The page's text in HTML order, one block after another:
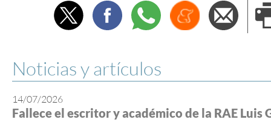
TwitterFacebookWhatsappMenéame
Noticias y artículos
14/07/2026
Fallece el escritor y académico de la RAE Luis